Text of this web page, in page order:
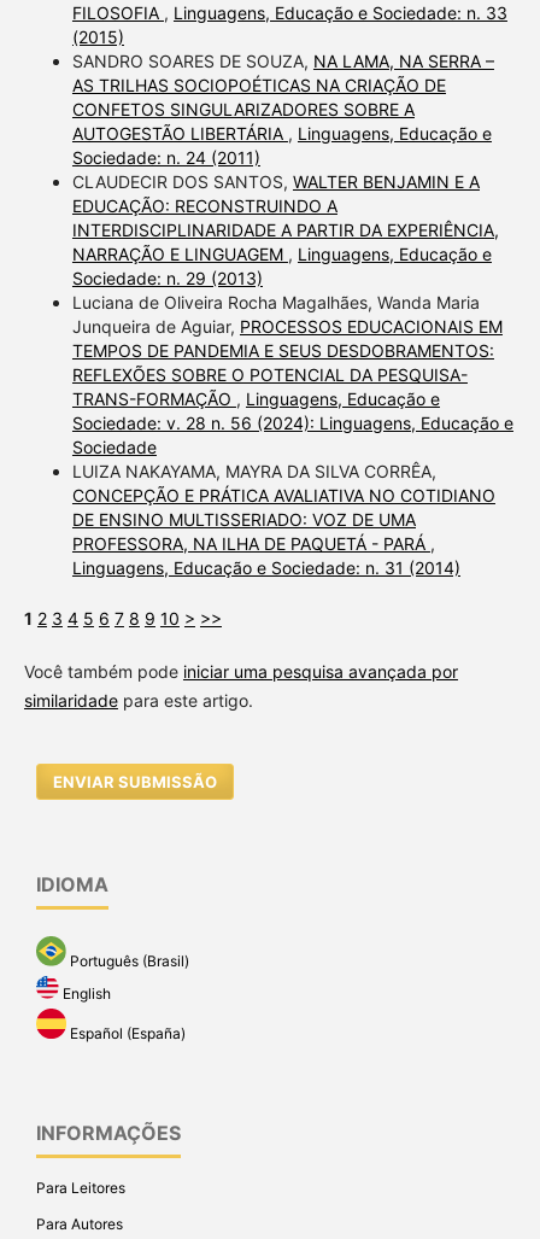
FILOSOFIA , Linguagens, Educação e Sociedade: n. 33
(2015)
SANDRO SOARES DE SOUZA, NA LAMA, NA SERRA –
AS TRILHAS SOCIOPOÉTICAS NA CRIAÇÃO DE
CONFETOS SINGULARIZADORES SOBRE A
AUTOGESTÃO LIBERTÁRIA , Linguagens, Educação e
Sociedade: n. 24 (2011)
CLAUDECIR DOS SANTOS, WALTER BENJAMIN E A
EDUCAÇÃO: RECONSTRUINDO A
INTERDISCIPLINARIDADE A PARTIR DA EXPERIÊNCIA,
NARRAÇÃO E LINGUAGEM , Linguagens, Educação e
Sociedade: n. 29 (2013)
Luciana de Oliveira Rocha Magalhães, Wanda Maria
Junqueira de Aguiar, PROCESSOS EDUCACIONAIS EM
TEMPOS DE PANDEMIA E SEUS DESDOBRAMENTOS:
REFLEXÕES SOBRE O POTENCIAL DA PESQUISA-
TRANS-FORMAÇÃO , Linguagens, Educação e
Sociedade: v. 28 n. 56 (2024): Linguagens, Educação e
Sociedade
LUIZA NAKAYAMA, MAYRA DA SILVA CORRÊA,
CONCEPÇÃO E PRÁTICA AVALIATIVA NO COTIDIANO
DE ENSINO MULTISSERIADO: VOZ DE UMA
PROFESSORA, NA ILHA DE PAQUETÁ - PARÁ ,
Linguagens, Educação e Sociedade: n. 31 (2014)
1 2 3 4 5 6 7 8 9 10 > >>
Você também pode iniciar uma pesquisa avançada por
similaridadepara este artigo.
ENVIAR SUBMISSÃO
IDIOMA
Português (Brasil)
English
Español (España)
INFORMAÇÕES
Para Leitores
Para Autores